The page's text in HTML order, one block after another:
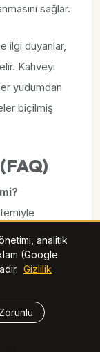
sağlar.
ilgi duyanlar,
Kahveyi
yudumdan
biçilmiş
dengelidir.
mi içerir?
düşük kafein
analitik
(Google
Gizlilik